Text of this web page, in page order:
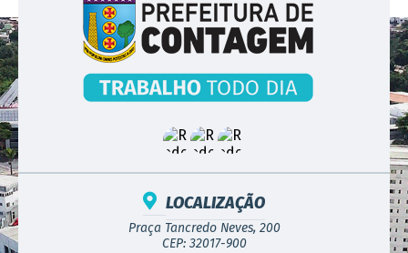
LOCALIZAÇÃO
Praça Tancredo Neves, 200
CEP: 32017-900